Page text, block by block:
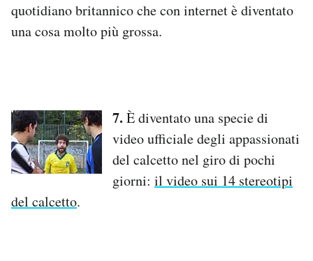
quotidiano britannico che con internet è diventato
una cosa molto più grossa.
7. È diventato una specie di
video ufficiale degli appassionati
del calcetto nel giro di pochi
giorni: il video sui 14 stereotipi
del calcetto.